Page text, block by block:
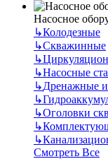
Насосное
↳Колодезные
↳Скважинные
↳
↳Насосные
↳Дренажные
↳
↳Оголовки
↳
↳
Смотреть Все